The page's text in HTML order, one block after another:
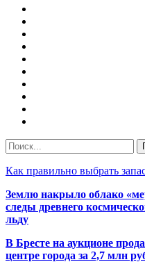
Как правильно выбрать
Землю накрыло облако
следы древнего
льду
В Бресте на аукционе
центре города за 2,7 млн